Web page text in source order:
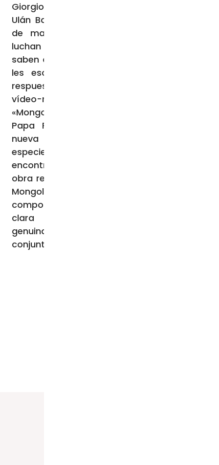
Giorgio Marengo, Prefecto Apostólico de
Ulán Bator, como «Una especie de puerto
de mar, donde aquellos que realmente
luchan en la vida, por diversas razones,
saben que pueden encontrar a alguien que
les escucha, que trata de dar algunas
respuestas a sus dificultades» (véase el
vídeo-reportaje de la Agencia Fides
«Mongolia, echar raíces para florecer»). El
Papa Francisco ha descrito también la
nueva estructura caritativa como «una
especie de puerto donde atracar, donde
encontrar escucha y comprensión», una
obra realizada «por la Iglesia particular» de
Mongolia, «en la sinergia de todos los
componentes misioneros pero con una
clara identidad local, como expresión
genuina de la Prefectura Apostólica en su
conjunto». (GV) (Agencia Fides 4/9/2023)